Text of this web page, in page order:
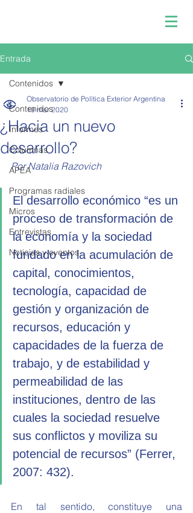
Entrada
Contenidos
Informes
Columnas
APEA
Programas radiales
Micros
Entrevistas
Noticias y eventos
Contenidos
¿Hacia un nuevo
desarrollo?
Observatorio de Política Exterior Argentina
19 mar 2020
Por Natalia Razovich
El desarrollo económico “es un
proceso de transformación de
la economía y la sociedad
fundado en la acumulación de
capital, conocimientos,
tecnología, capacidad de
gestión y organización de
recursos, educación y
capacidades de la fuerza de
trabajo, y de estabilidad y
permeabilidad de las
instituciones, dentro de las
cuales la sociedad resuelve
sus conflictos y moviliza su
potencial de recursos” (Ferrer,
2007: 432).
En tal sentido, constituye una